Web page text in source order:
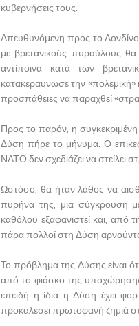
κυβερνήσεις τους.
Απευθυνόμενη προς το
με βρετανικούς πυραύλους θα
αντίποινα κατά των
κατακεραύνωσε την «πολεμική»
προσπάθειες να παραχθεί
Προς το παρόν, η συγκεκριμένη
Δύση πήρε το μήνυμα. Ο
ΝΑΤΟ δεν σχεδιάζει να στείλει
Ωστόσο, θα ήταν λάθος να
πυρήνα της, μια σύγκρουση
καθόλου εξαφανιστεί και, από
πάρα πολλοί στη Δύση
Το πρόβλημα της Δύσης είναι
από το φιάσκο της
επειδή η ίδια η Δύση έχει
προκαλέσει πρωτοφανή ζημιά